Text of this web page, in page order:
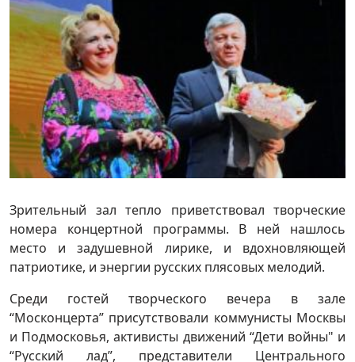
Зрительный зал тепло приветствовал творческие
номера концертной программы. В ней нашлось
место и задушевной лирике, и вдохновляющей
патриотике, и энергии русских плясовых мелодий.
Среди гостей творческого вечера в зале
“Москонцерта” присутствовали коммунисты Москвы
и Подмосковья, активисты движений “Дети войны" и
“Русский лад”, представители Центрального